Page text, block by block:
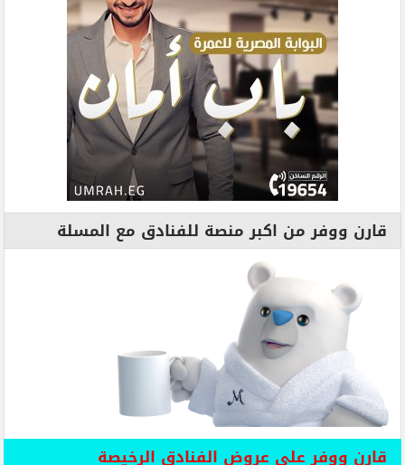
قارن ووفر من اكبر منصة للفنادق مع المسلة
قارن ووفر علي عروض الفنادق الرخيصة